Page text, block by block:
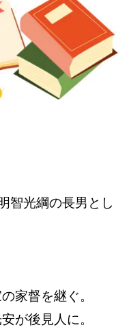
智光綱の長男とし
家督を継ぐ。
が後見人に。